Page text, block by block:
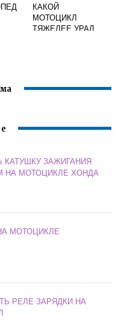
КАКОЙ
МОТОЦИКЛ
ТЯЖЕЛЕЕ УРАЛ
КАТУШКУ ЗАЖИГАНИЯ
НА МОТОЦИКЛЕ ХОНДА
МОТОЦИКЛЕ
РЕЛЕ ЗАРЯДКИ НА